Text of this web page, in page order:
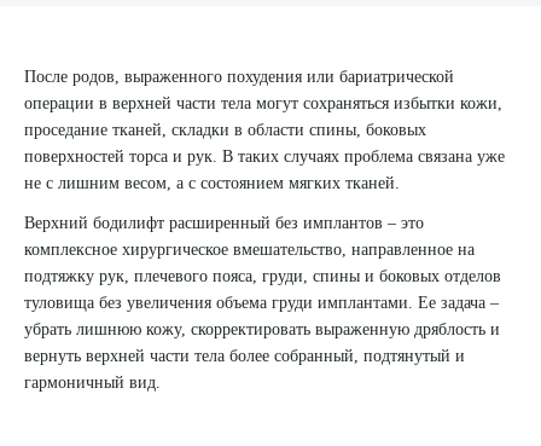
ЗАКАЗАТЬ ЗВОНОК
ЗАПИСЬ ОНЛАЙН
После родов, выраженного похудения или бариатрической
операции в верхней части тела могут сохраняться избытки кожи,
проседание тканей, складки в области спины, боковых
поверхностей торса и рук. В таких случаях проблема связана уже
не с лишним весом, а с состоянием мягких тканей.
Верхний бодилифт расширенный без имплантов – это
комплексное хирургическое вмешательство, направленное на
подтяжку рук, плечевого пояса, груди, спины и боковых отделов
туловища без увеличения объема груди имплантами. Ее задача –
убрать лишнюю кожу, скорректировать выраженную дряблость и
вернуть верхней части тела более собранный, подтянутый и
гармоничный вид.